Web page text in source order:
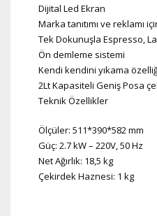
Dijital Led Ekran
Marka tanıtımı ve reklamı
Tek Dokunuşla Espresso,
Ön demleme sistemi
Kendi kendini yıkama
2Lt Kapasiteli Geniş Posa
Teknik Özellikler
Ölçüler: 511*390*582 mm
Güç: 2.7 kW – 220V, 50 Hz
Net Ağırlık: 18,5 kg
Çekirdek Haznesi: 1 kg